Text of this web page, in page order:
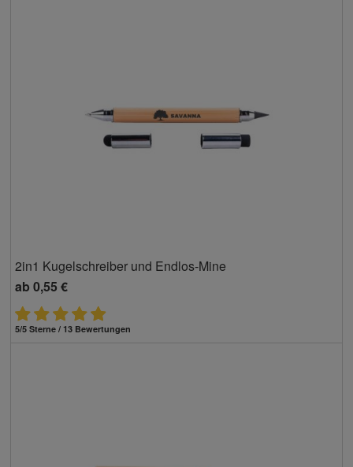
2in1 Kugelschreiber und Endlos-Mine
ab 0,55 €
5/5 Sterne / 13 Bewertungen